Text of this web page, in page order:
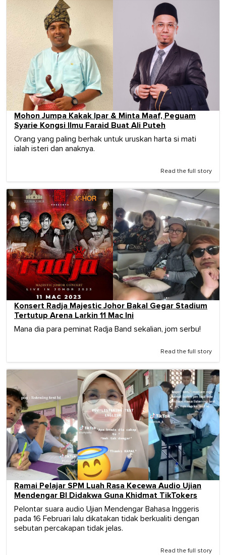
Mohon Jumpa Kakak Ipar & Minta Maaf, Peguam
Syarie Kongsi Ilmu Faraid Buat Ali Puteh
Orang yang paling berhak untuk uruskan harta si mati
ialah isteri dan anaknya.
Read the full story
Konsert Radja Majestic Johor Bakal Gegar Stadium
Tertutup Arena Larkin 11 Mac Ini
Mana dia para peminat Radja Band sekalian, jom serbu!
Read the full story
Ramai Pelajar SPM Luah Rasa Kecewa Audio Ujian
Mendengar BI Didakwa Guna Khidmat TikTokers
Pelontar suara audio Ujian Mendengar Bahasa Inggeris
pada 16 Februari lalu dikatakan tidak berkualiti dengan
sebutan percakapan tidak jelas.
Read the full story